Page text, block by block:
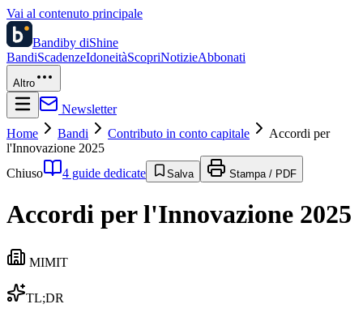
Vai al contenuto principale
Bandiby diShine
BandiScadenzeIdoneitàScopriNotizieAbbonati
Altro
Newsletter
Home
Bandi Contributo in conto capitale
Accordi per
l'Innovazione 2025
Chiuso
4 guide dedicate Salva Stampa / PDF
Accordi per l'Innovazione 2025
MIMIT
TL;DR